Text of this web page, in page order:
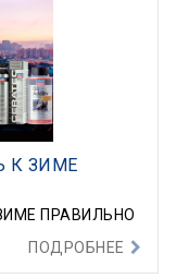
К ЗИМЕ
ПРАВИЛЬНО
ПОДРОБНЕЕ